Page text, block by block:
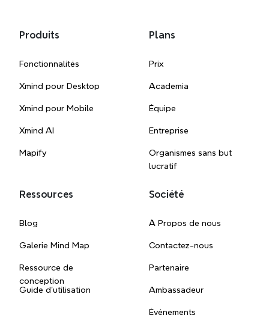
Produits
Fonctionnalités
Xmind pour Desktop
Xmind pour Mobile
Xmind AI
Mapify
Plans
Prix
Academia
Équipe
Entreprise
Organismes sans but
lucratif
Ressources
Blog
Galerie Mind Map
Ressource de
conception
Guide d'utilisation
Société
À Propos de nous
Contactez-nous
Partenaire
Ambassadeur
Événements